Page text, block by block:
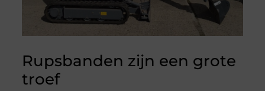
Rupsbanden zijn een grote
troef